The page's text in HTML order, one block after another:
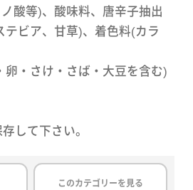
酸等)、酸味料、唐辛子抽出
テビア、甘草)、着色料(カラ
卵・さけ・さば・大豆を含む)
して下さい。
このカテゴリーを見る